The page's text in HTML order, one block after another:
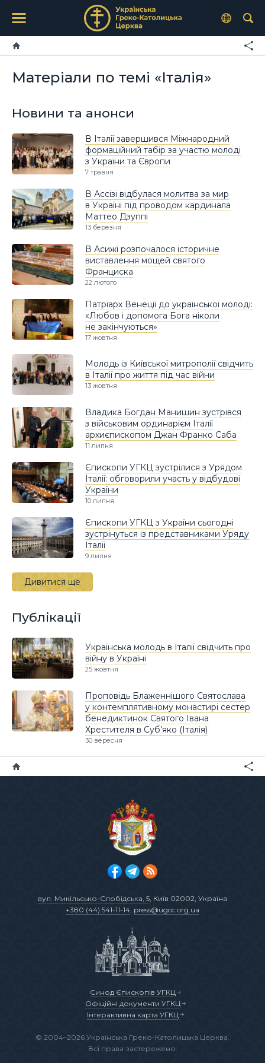
Матеріали по темі «Італія»
Новини та анонси
В Італії завершився Міжнародний
формаційний табір за участю молоді
з України та Європи
7 травня
В Ассізі відбулася молитва за мир
в Україні під проводом кардинала
Маттео Дзуппі
13 березня
В Асижі розпочалося історичне
виставлення мощей святого
Франциска
22 лютого
Патріарх Венеції до української молоді:
«Любов і допомога Бога ніколи
не закінчуються»
17 жовтня
Молодь із Київської митрополії свідчить
в Італії про життя під час війни
13 жовтня
Владика Богдан Манишин зустрівся
з військовим ординарієм Італії
архиєпископом Джан Франко Саба
11 липня
Єпископи УГКЦ зустрілися з Урядом
Італії: обговорили участь у відбудові
України
10 липня
Єпископи УГКЦ з України сьогодні
зустрінуться із представниками Уряду
Італії
9 липня
Дивитися ще
Публікації
Українська молодь в Італії свідчить про
війну в Україні
25 жовтня
Проповідь Блаженнішого Святослава
у контемплятивному монастирі сестер
бенедиктинок Святого Івана
Хрестителя в Суб’яко (Італія)
30 вересня
вул. Микільсько-Слобідська, 5, Київ 02002, Україна
+380 (44) 541-11-14, press@ugcc.org.ua
Синод Єпископів УГКЦ
Офіційні документи УГКЦ
Інтерактивна карта УГКЦ
© 2004–2026 Українська Греко-Католицька Церква.
Всі права застережено.